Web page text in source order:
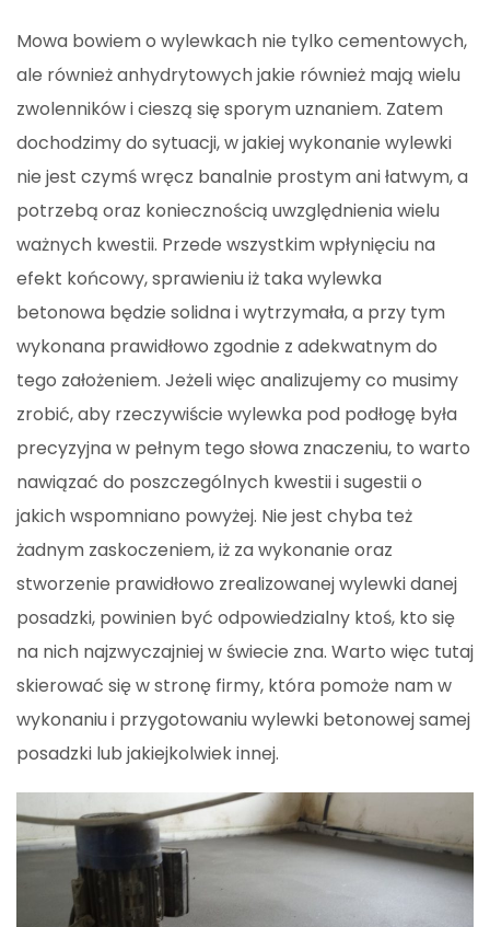
Mowa bowiem o wylewkach nie tylko cementowych,
ale również anhydrytowych jakie również mają wielu
zwolenników i cieszą się sporym uznaniem. Zatem
dochodzimy do sytuacji, w jakiej wykonanie wylewki
nie jest czymś wręcz banalnie prostym ani łatwym, a
potrzebą oraz koniecznością uwzględnienia wielu
ważnych kwestii. Przede wszystkim wpłynięciu na
efekt końcowy, sprawieniu iż taka wylewka
betonowa będzie solidna i wytrzymała, a przy tym
wykonana prawidłowo zgodnie z adekwatnym do
tego założeniem. Jeżeli więc analizujemy co musimy
zrobić, aby rzeczywiście wylewka pod podłogę była
precyzyjna w pełnym tego słowa znaczeniu, to warto
nawiązać do poszczególnych kwestii i sugestii o
jakich wspomniano powyżej. Nie jest chyba też
żadnym zaskoczeniem, iż za wykonanie oraz
stworzenie prawidłowo zrealizowanej wylewki danej
posadzki, powinien być odpowiedzialny ktoś, kto się
na nich najzwyczajniej w świecie zna. Warto więc tutaj
skierować się w stronę firmy, która pomoże nam w
wykonaniu i przygotowaniu wylewki betonowej samej
posadzki lub jakiejkolwiek innej.